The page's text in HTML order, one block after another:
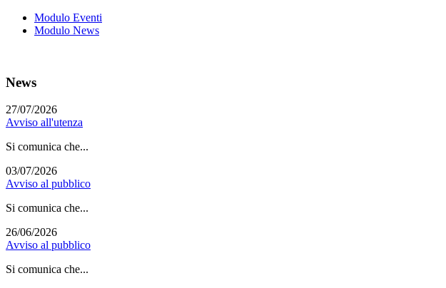
Modulo Eventi
Modulo News
News
27/07/2026
Avviso all'utenza
Si comunica che...
03/07/2026
Avviso al pubblico
Si comunica che...
26/06/2026
Avviso al pubblico
Si comunica che...